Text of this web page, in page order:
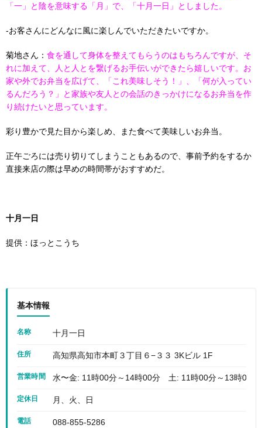
「一」と陰を意味する「月」で、「十月一日」としました。
-お客さんにどんなに風に楽しんでいただきたいですか。
菊地さん： 食を通して身体を整えてもらうのはもちろんですが、そ
れに加えて、人と人とを繋げるお手伝いができたら嬉しいです。お
家や外でお弁当を広げて、「これ美味しそう！」、「何が入ってい
るんだろう？」と家族や友人との会話のきっかけになるお弁当を作
り続けたいと思っています。
彩り豊かで見た目から楽しめ、また食べて美味しいお弁当。
正午ごろには売り切りてしまうこともあるので、事前予約をするか
直接来店の際は早めの時間帯がおすすめだ。
十月一日
提供：ほっとこうち
基本情報
名称 十月一日
住所 高知県高知市本町３丁目６−３３ 3Kビル 1F
営業時間 水〜金: 11時00分～14時00分 土: 11時00分～13時00分
定休日 月、火、日
電話 088-855-5286